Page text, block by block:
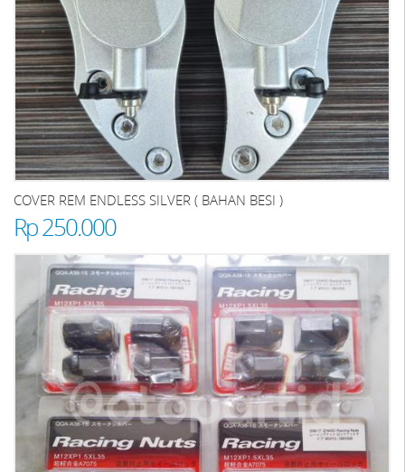
COVER REM ENDLESS SILVER ( BAHAN BESI )
Rp 250.000